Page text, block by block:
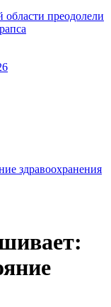
преодолели
здравоохранения